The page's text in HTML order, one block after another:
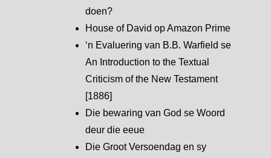
doen?
House of David op Amazon Prime
‘n Evaluering van B.B. Warfield se
An Introduction to the Textual
Criticism of the New Testament
[1886]
Die bewaring van God se Woord
deur die eeue
Die Groot Versoendag en sy